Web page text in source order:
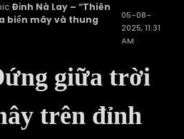
Đỉnh Nà Lay – “Thiên
biển mây và thung
05-08-
2025, 11:31
AM
giữa trời
trên đỉnh